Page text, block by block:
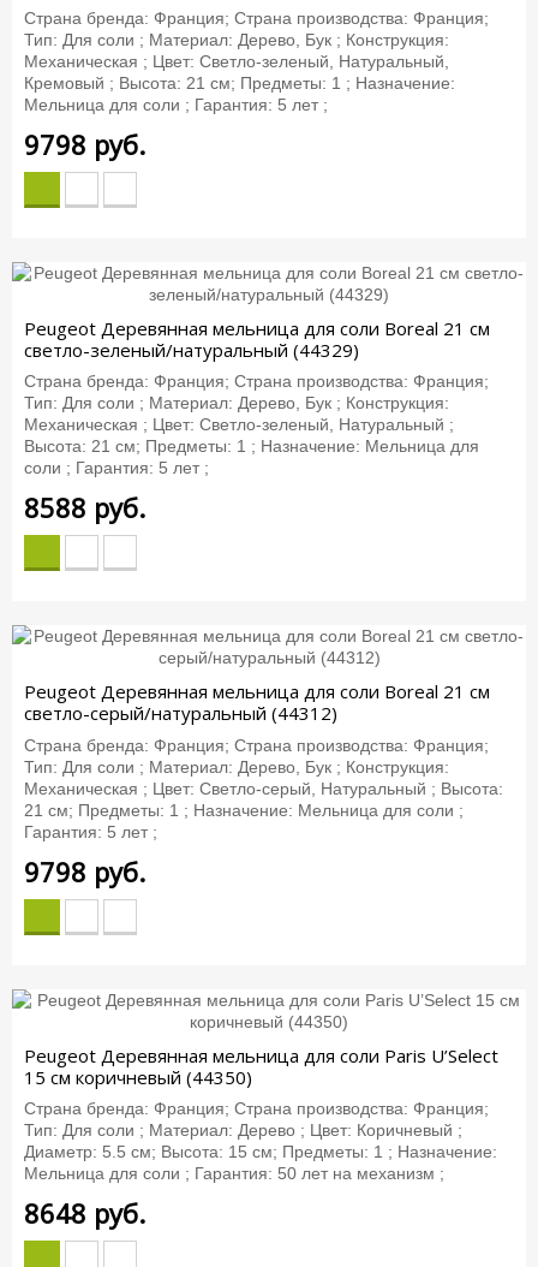
Страна бренда: Франция; Страна производства: Франция;
Тип: Для соли ; Материал: Дерево, Бук ; Конструкция:
Механическая ; Цвет: Светло-зеленый, Натуральный,
Кремовый ; Высота: 21 см; Предметы: 1 ; Назначение:
Мельница для соли ; Гарантия: 5 лет ;
9798 руб.
Peugeot Деревянная мельница для соли Boreal 21 см
светло-зеленый/натуральный (44329)
Страна бренда: Франция; Страна производства: Франция;
Тип: Для соли ; Материал: Дерево, Бук ; Конструкция:
Механическая ; Цвет: Светло-зеленый, Натуральный ;
Высота: 21 см; Предметы: 1 ; Назначение: Мельница для
соли ; Гарантия: 5 лет ;
8588 руб.
Peugeot Деревянная мельница для соли Boreal 21 см
светло-серый/натуральный (44312)
Страна бренда: Франция; Страна производства: Франция;
Тип: Для соли ; Материал: Дерево, Бук ; Конструкция:
Механическая ; Цвет: Светло-серый, Натуральный ; Высота:
21 см; Предметы: 1 ; Назначение: Мельница для соли ;
Гарантия: 5 лет ;
9798 руб.
Peugeot Деревянная мельница для соли Paris U’Select
15 см коричневый (44350)
Страна бренда: Франция; Страна производства: Франция;
Тип: Для соли ; Материал: Дерево ; Цвет: Коричневый ;
Диаметр: 5.5 см; Высота: 15 см; Предметы: 1 ; Назначение:
Мельница для соли ; Гарантия: 50 лет на механизм ;
8648 руб.